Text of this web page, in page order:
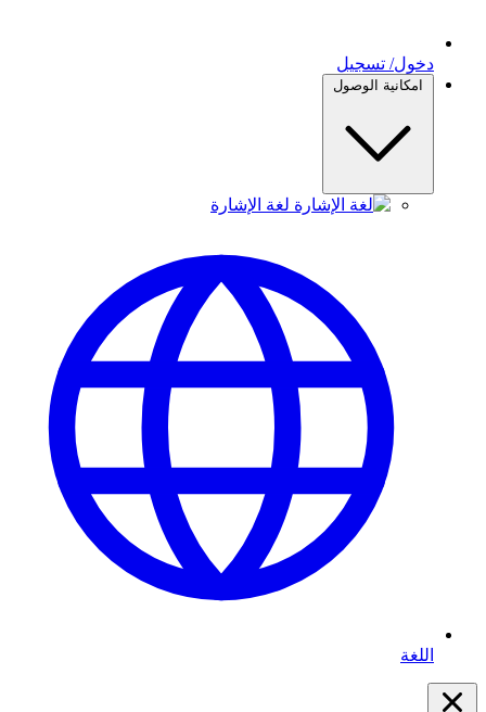
دخول/ تسجيل
امكانية الوصول
لغة الإشارة
اللغة